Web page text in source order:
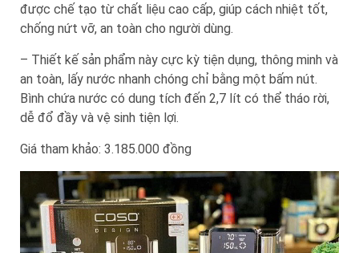
được chế tạo từ chất liệu cao cấp, giúp cách nhiệt tốt,
chống nứt vỡ, an toàn cho người dùng.
– Thiết kế sản phẩm này cực kỳ tiện dụng, thông minh và
an toàn, lấy nước nhanh chóng chỉ bằng một bấm nút.
Bình chứa nước có dung tích đến 2,7 lít có thể tháo rời,
dễ đổ đầy và vệ sinh tiện lợi.
Giá tham khảo: 3.185.000 đồng